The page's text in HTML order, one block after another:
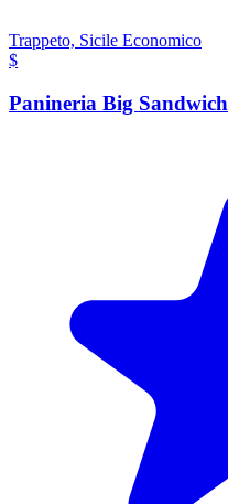
Trappeto, Sicile Economico
$
Panineria Big Sandwich